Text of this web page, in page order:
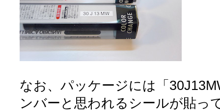
なお、パッケージには「
ンバーと思われるシールが貼っ